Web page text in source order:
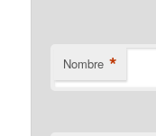
Nombre *